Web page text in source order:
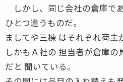
しかし、同じ会社の倉庫で
ひとつ違うものだ。
ましてや三棟 はそれぞれ荷主
しかもＡ社の 担当者が倉庫の
だと 聞いている。